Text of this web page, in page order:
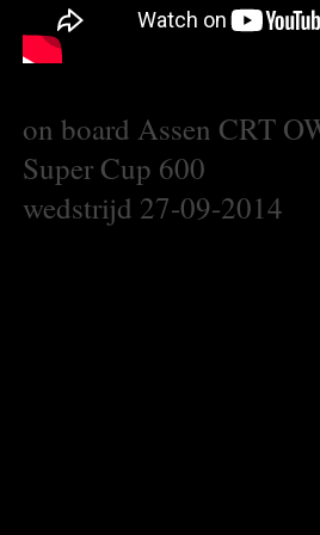
on board Assen CRT
Super Cup 600
wedstrijd 27-09-2014